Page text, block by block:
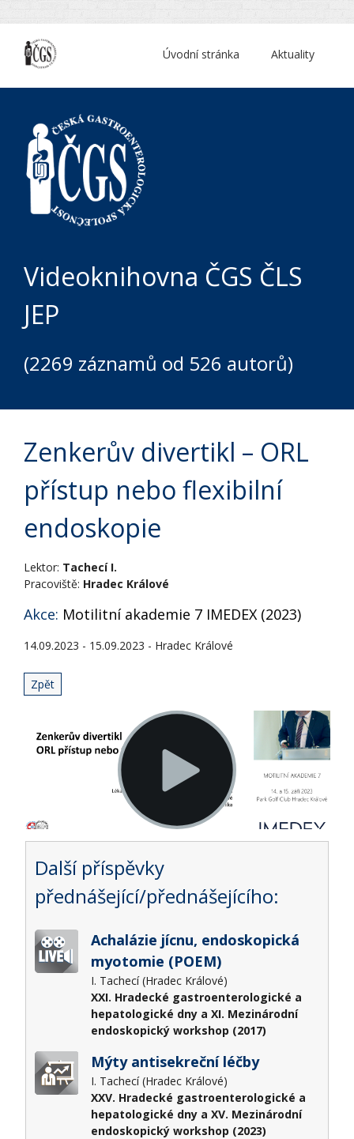
Aktuality
Úvodní stránka
Videoknihovna ČGS ČLS
JEP
(2269 záznamů od 526 autorů)
Zenkerův divertikl – ORL
přístup nebo flexibilní
endoskopie
Lektor: Tachecí I.
Pracoviště: Hradec Králové
Akce: Motilitní akademie 7 IMEDEX (2023)
14.09.2023 - 15.09.2023 - Hradec Králové
Zpět
Další příspěvky
přednášející/přednášejícího:
Achalázie jícnu, endoskopická
myotomie (POEM)
I. Tachecí (Hradec Králové)
XXI. Hradecké gastroenterologické a
hepatologické dny a XI. Mezinárodní
endoskopický workshop (2017)
Mýty antisekreční léčby
I. Tachecí (Hradec Králové)
XXV. Hradecké gastroenterologické a
hepatologické dny a XV. Mezinárodní
endoskopický workshop (2023)